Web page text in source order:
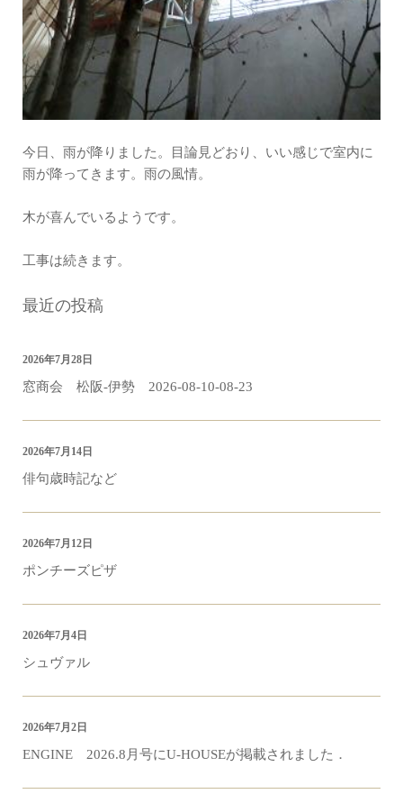
今日、雨が降りました。目論見どおり、いい感じで室内に
雨が降ってきます。雨の風情。
木が喜んでいるようです。
工事は続きます。
最近の投稿
窓商会 松阪-伊勢 2026-08-10-08-23
2026年7月28日
俳句歳時記など
2026年7月14日
ポンチーズピザ
2026年7月12日
シュヴァル
2026年7月4日
ENGINE 2026.8月号にU-HOUSEが掲載されました．
2026年7月2日